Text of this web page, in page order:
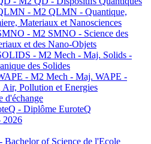
- M2 QLMN - Quantique,
Materiaux et Nanosciences
- M2 SMNO - Science des
et des Nano-Objets
- M2 Mech - Maj. Solids -
des Solides
- M2 Mech - Maj. WAPE -
Air, Pollution et Energies
d'échange
- Diplôme EuroteQ
2026
Bachelor of Science de l'Ecole